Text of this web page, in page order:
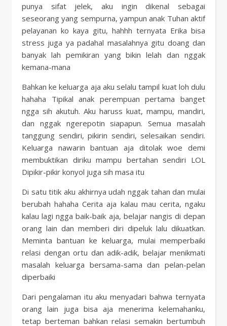
punya sifat jelek, aku ingin dikenal sebagai
seseorang yang sempurna, yampun anak Tuhan aktif
pelayanan ko kaya gitu, hahhh ternyata Erika bisa
stress juga ya padahal masalahnya gitu doang dan
banyak lah pemikiran yang bikin lelah dan nggak
kemana-mana
Bahkan ke keluarga aja aku selalu tampil kuat loh dulu
hahaha Tipikal anak perempuan pertama banget
ngga sih akutuh. Aku haruss kuat, mampu, mandiri,
dan nggak ngerepotin siapapun. Semua masalah
tanggung sendiri, pikirin sendiri, selesaikan sendiri.
Keluarga nawarin bantuan aja ditolak woe demi
membuktikan diriku mampu bertahan sendiri LOL
Dipikir-pikir konyol juga sih masa itu
Di satu titik aku akhirnya udah nggak tahan dan mulai
berubah hahaha Cerita aja kalau mau cerita, ngaku
kalau lagi ngga baik-baik aja, belajar nangis di depan
orang lain dan memberi diri dipeluk lalu dikuatkan.
Meminta bantuan ke keluarga, mulai memperbaiki
relasi dengan ortu dan adik-adik, belajar menikmati
masalah keluarga bersama-sama dan pelan-pelan
diperbaiki
Dari pengalaman itu aku menyadari bahwa ternyata
orang lain juga bisa aja menerima kelemahanku,
tetap berteman bahkan relasi semakin bertumbuh